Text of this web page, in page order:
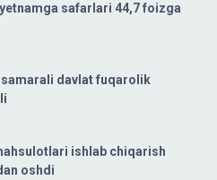
safarlari 44,7 foizga
davlat fuqarolik
ishlab chiqarish
oshdi